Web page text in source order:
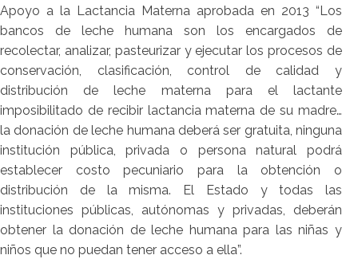
Apoyo a la Lactancia Materna aprobada en 2013 “Los
bancos de leche humana son los encargados de
recolectar, analizar, pasteurizar y ejecutar los procesos de
conservación, clasificación, control de calidad y
distribución de leche materna para el lactante
imposibilitado de recibir lactancia materna de su madre…
la donación de leche humana deberá ser gratuita, ninguna
institución pública, privada o persona natural podrá
establecer costo pecuniario para la obtención o
distribución de la misma. El Estado y todas las
instituciones públicas, autónomas y privadas, deberán
obtener la donación de leche humana para las niñas y
niños que no puedan tener acceso a ella”.